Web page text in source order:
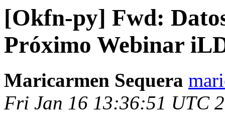
[Okfn-py] Fwd:
Próximo Webinar
Maricarmen Sequera
Fri Jan 16 13:36:51 UTC